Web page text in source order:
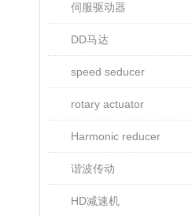
伺服驱动器
DD马达
speed seducer
rotary actuator
Harmonic reducer
谐波传动
HD减速机